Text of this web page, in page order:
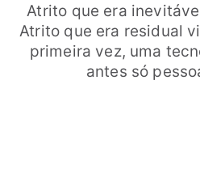
Atrito que era
Atrito que era residual
primeira vez, uma
antes só